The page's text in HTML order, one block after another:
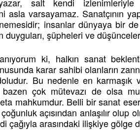
asla varsayamaz. Sanatçının
insanlar dünyaya bir de
duyguları, şüpheleri ve
ki, halkın sanat
karar sahibi olanların
Bu nedenle en
bazen çok mütevazı de olsa
mahkumdur. Belli bir sanat
açısından anlaşılır olup
çağıyla arasındaki ilişkiye